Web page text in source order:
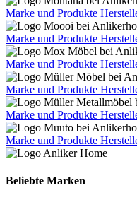
Marke und Produkte
Marke und Produkte
Marke und Produkte
Marke und Produkte
Marke und Produkte
Marke und Produkte
Beliebte Marken